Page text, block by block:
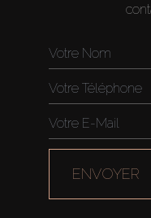
ENVOYER